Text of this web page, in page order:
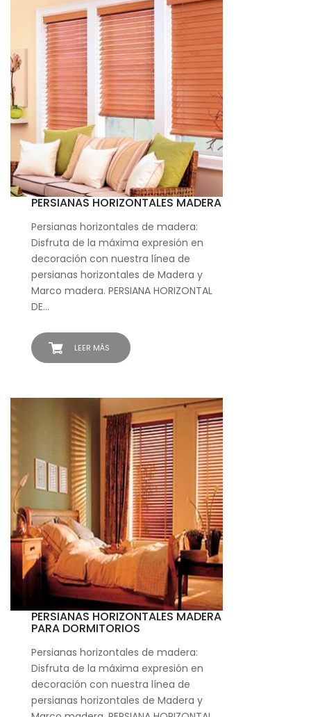
LEER MÁS
PERSIANAS HORIZONTALES MADERA
Persianas horizontales de madera:
Disfruta de la máxima expresión en
decoración con nuestra línea de
persianas horizontales de Madera y
Marco madera. PERSIANA HORIZONTAL
DE…
PERSIANAS HORIZONTALES MADERA
PARA DORMITORIOS
Persianas horizontales de madera:
Disfruta de la máxima expresión en
decoración con nuestra línea de
persianas horizontales de Madera y